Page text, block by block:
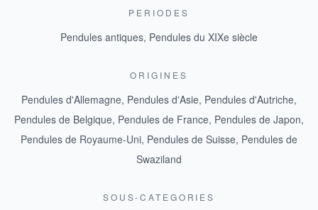
PERIODES
Pendules antiques, Pendules du XIXe siècle
ORIGINES
Pendules d'Allemagne, Pendules d'Asie, Pendules d'Autriche,
Pendules de Belgique, Pendules de France, Pendules de Japon,
Pendules de Royaume-Uni, Pendules de Suisse, Pendules de
Swaziland
SOUS-CATEGORIES